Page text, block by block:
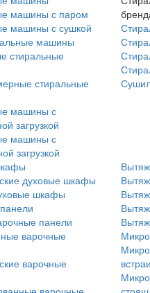
машины с паром
машины с сушкой
машины
стиральные
стиральные
машины с
загрузкой
машины с
загрузкой
духовые шкафы
шкафы
панели
варочные
варочные